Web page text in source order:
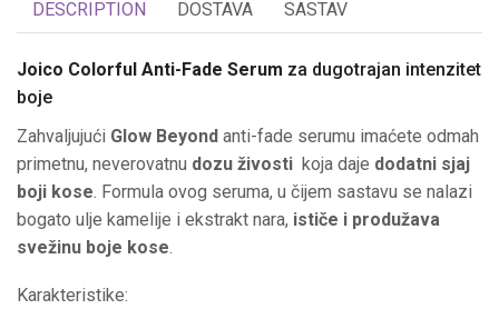
DESCRIPTION DOSTAVA SASTAV
Joico Colorful Anti-Fade Serum za dugotrajan intenzitet
boje
Zahvaljujući Glow Beyond anti-fade serumu imaćete odmah
primetnu, neverovatnu dozu živosti koja daje dodatni sjaj
boji kose. Formula ovog seruma, u čijem sastavu se nalazi
bogato ulje kamelije i ekstrakt nara, ističe i produžava
svežinu boje kose.
Karakteristike: